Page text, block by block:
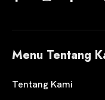
Menu Tentang
Tentang Kami